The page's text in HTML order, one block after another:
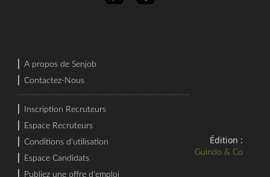
A propos de Senjob
Contactez-Nous
Inscription Recruteurs
Espace Recruteurs
Conditions d'utilisation
Espace Candidats
Publiez une offre d'emploi
Édition :
Guindo & Co